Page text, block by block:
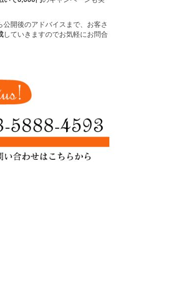
開後のアドバイスまで、お客さ
していきますのでお気軽にお問合